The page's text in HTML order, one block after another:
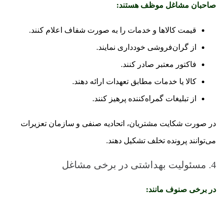
صاحبان مشاغل موظف هستند:
قیمت کالاها و خدمات را به صورت شفاف اعلام کنند.
از گران‌فروشی خودداری نمایند.
فاکتور معتبر صادر کنند.
کالا یا خدمات مطابق تعهدات ارائه دهند.
از تبلیغات گمراه‌کننده پرهیز کنند.
در صورت شکایت مشتریان، اتحادیه صنفی و سازمان تعزیرات
می‌توانند پرونده تخلف تشکیل دهند.
4. مسئولیت بهداشتی در برخی مشاغل
در برخی صنوف مانند: